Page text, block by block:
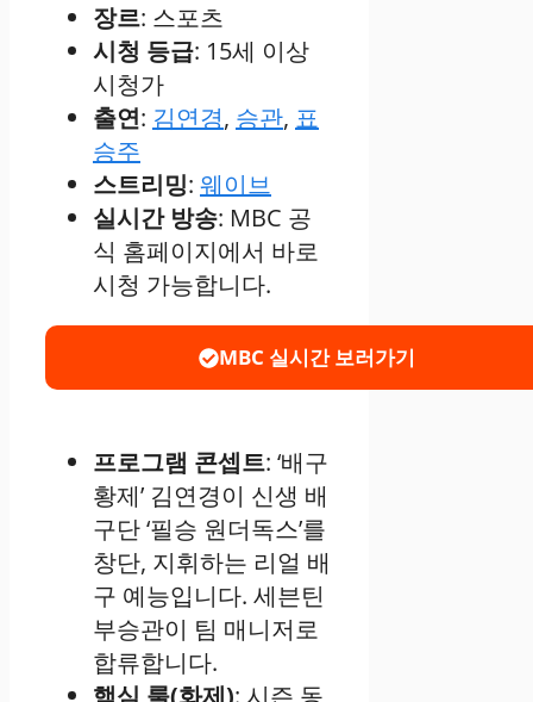
장르: 스포츠
시청 등급: 15세 이상
시청가
출연: 김연경, 승관, 표
승주
스트리밍: 웨이브
실시간 방송: MBC 공
식 홈페이지에서 바로
시청 가능합니다.
MBC 실시간 보러가기
프로그램 콘셉트: ‘배구
황제’ 김연경이 신생 배
구단 ‘필승 원더독스’를
창단, 지휘하는 리얼 배
구 예능입니다. 세븐틴
부승관이 팀 매니저로
합류합니다.